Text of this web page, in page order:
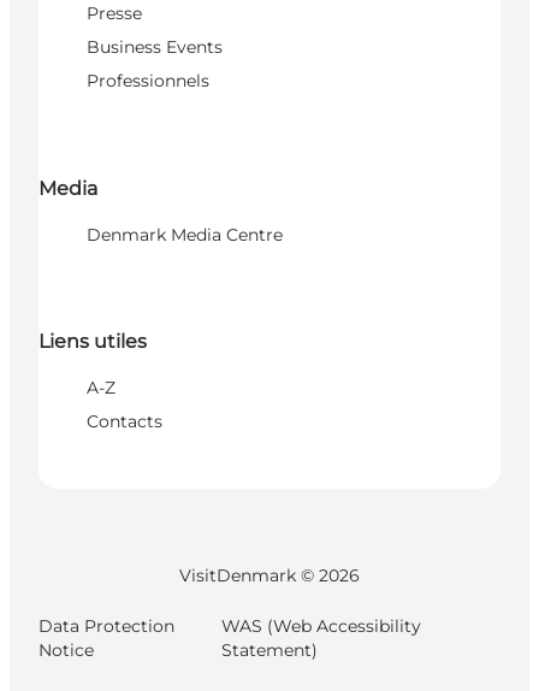
Presse
Business Events
Professionnels
Media
Denmark Media Centre
Liens utiles
A-Z
Contacts
VisitDenmark © 2026
Data Protection
Notice
WAS (Web Accessibility
Statement)